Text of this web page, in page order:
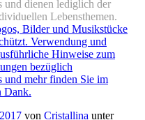
und dienen lediglich der
Lebensthemen.
von Cristallina unter